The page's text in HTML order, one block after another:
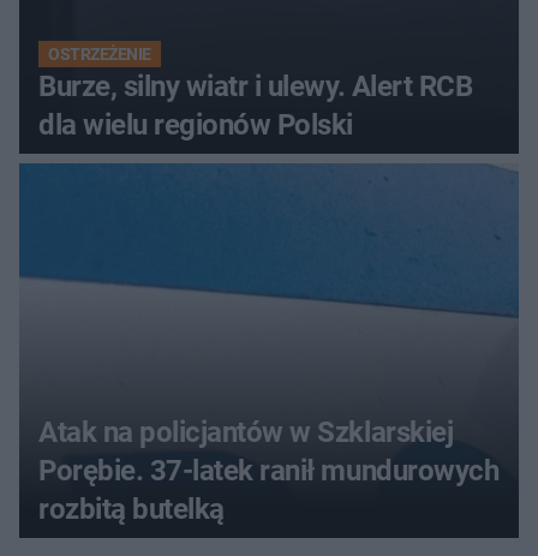
OSTRZEŻENIE
Burze, silny wiatr i ulewy. Alert RCB
dla wielu regionów Polski
Atak na policjantów w Szklarskiej
Porębie. 37-latek ranił mundurowych
rozbitą butelką